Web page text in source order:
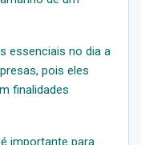
essenciais no dia a
pois eles
finalidades
importante para